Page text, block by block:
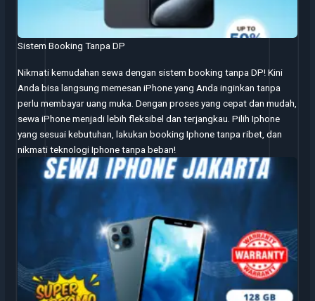
Sistem Booking Tanpa DP
Nikmati kemudahan sewa dengan sistem booking tanpa DP! Kini
Anda bisa langsung memesan iPhone yang Anda inginkan tanpa
perlu membayar uang muka. Dengan proses yang cepat dan mudah,
sewa iPhone menjadi lebih fleksibel dan terjangkau. Pilih Iphone
yang sesuai kebutuhan, lakukan booking Iphone tanpa ribet, dan
nikmati teknologi Iphone tanpa beban!